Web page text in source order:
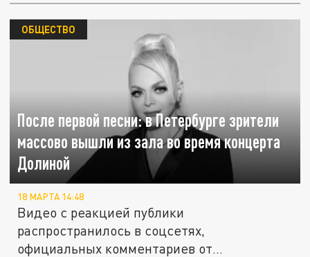
После первой песни: в Петербурге зрители
массово вышли из зала во время концерта
Долиной
ОБЩЕСТВО
18 МАРТА 14:48
Видео с реакцией публики
распространилось в соцсетях,
официальных комментариев от